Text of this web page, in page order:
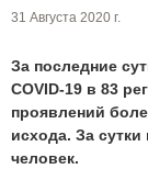
31 Августа 2020 г.
За последние
COVID-19 в 83
проявлений
исхода. За
человек.